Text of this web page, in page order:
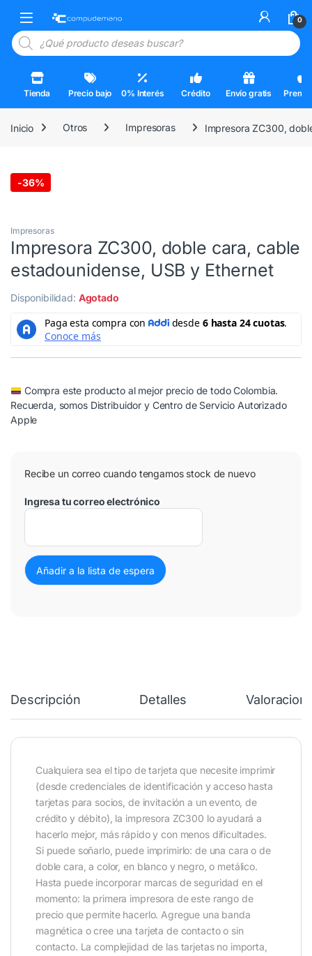
Open 0
Búsqueda de productos
Tienda Precio bajo 0% Interés Crédito Envío gratis
Inicio Otros Impresoras Impresora ZC300,
-36%
Impresoras
Impresora ZC300, doble cara, cable
estadounidense, USB y Ethernet
Disponibilidad: Agotado
Compra este producto al mejor precio de todo Colombia.
Recuerda, somos Distribuidor y Centro de Servicio Autorizado
Apple
Recibe un correo cuando tengamos stock de nuevo
Ingresa tu correo electrónico
Descripción Detalles
Cualquiera sea el tipo de tarjeta que necesite imprimir
(desde credenciales de identificación y acceso hasta
tarjetas para socios, de invitación a un evento, de
crédito y débito), la impresora ZC300 lo ayudará a
hacerlo mejor, más rápido y con menos dificultades.
Si puede soñarlo, puede imprimirlo: de una cara o de
doble cara, a color, en blanco y negro, o metálico.
Hasta puede incorporar marcas de seguridad en el
momento: la primera impresora de este rango de
precio que permite hacerlo. Agregue una banda
magnética o cree una tarjeta de contacto o sin
contacto. La complejidad de las tarjetas no importa,